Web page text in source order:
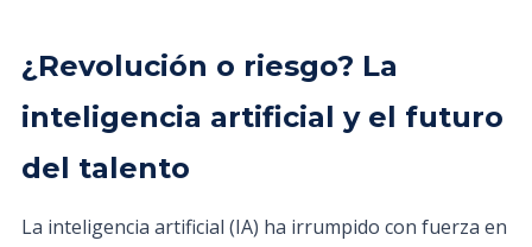
¿Revolución o riesgo? La
inteligencia artificial y el futuro
del talento
La inteligencia artificial (IA) ha irrumpido con fuerza en